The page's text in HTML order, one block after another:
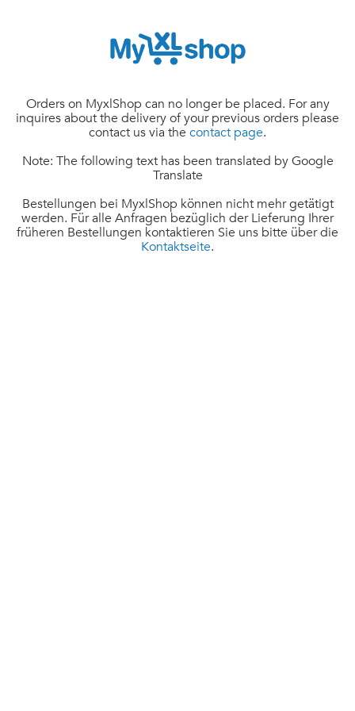
Orders on MyxlShop can no longer be placed. For any
inquires about the delivery of your previous orders please
contact us via the contact page.
Note: The following text has been translated by Google
Translate
Bestellungen bei MyxlShop können nicht mehr getätigt
werden. Für alle Anfragen bezüglich der Lieferung Ihrer
früheren Bestellungen kontaktieren Sie uns bitte über die
Kontaktseite.